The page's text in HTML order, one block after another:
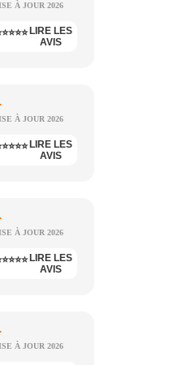
À JOUR 2026
LIRE LES
AVIS
À JOUR 2026
LIRE LES
AVIS
À JOUR 2026
LIRE LES
AVIS
À JOUR 2026